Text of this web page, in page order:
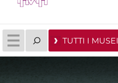
TUTTI I MUSEI